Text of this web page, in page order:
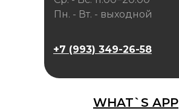
WHAT`S APP
Пн. - Вт. - выходной
+7 (993) 349-26-58